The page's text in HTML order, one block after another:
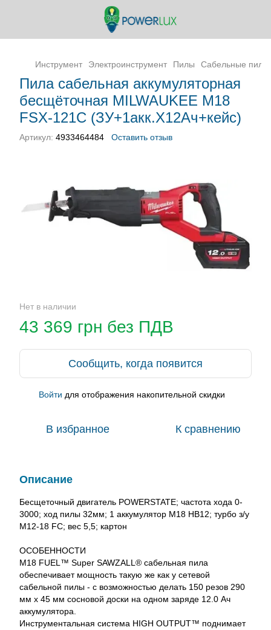
Инструмент Электроинструмент Пилы Сабельные пилы
Пила сабельная аккумуляторная
бесщёточная MILWAUKEE M18
FSX-121C (ЗУ+1акк.Х12Ач+кейс)
Артикул: 4933464484 Оставить отзыв
Нет в наличии
43 369 грн без ПДВ
Сообщить, когда появится
Войти для отображения накопительной скидки
В избранное К сравнению
Описание
Бесщеточный двигатель POWERSTATE; частота хода 0-
3000; ход пилы 32мм; 1 аккумулятор M18 HB12; турбо з/у
M12-18 FC; вес 5,5; картон
ОСОБЕННОСТИ
M18 FUEL™ Super SAWZALL® сабельная пила
обеспечивает мощность такую же как у сетевой
сабельной пилы - с возможностью делать 150 резов 290
мм x 45 мм сосновой доски на одном заряде 12.0 Aч
аккумулятора.
Инструментальная система HIGH OUTPUT™ поднимает